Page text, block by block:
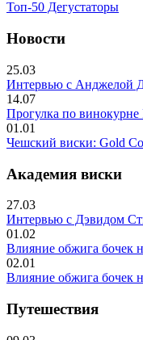
Топ-50 Дегустаторы
Новости
25.03
Интервью с Анджелой
14.07
Прогулка по винокурне
01.01
Чешский виски: Gold
Академия виски
27.03
Интервью с Дэвидом
01.02
Влияние обжига бочек
02.01
Влияние обжига бочек
Путешествия